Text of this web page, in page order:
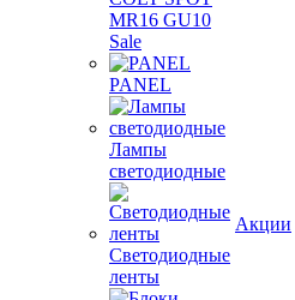
MR16 GU10
Sale
PANEL
Лампы
светодиодные
Светодиодные
ленты
Акции